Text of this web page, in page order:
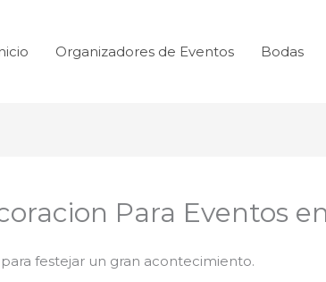
Organizadores de Eventos Bodas
Para Eventos
festejar un gran acontecimiento.